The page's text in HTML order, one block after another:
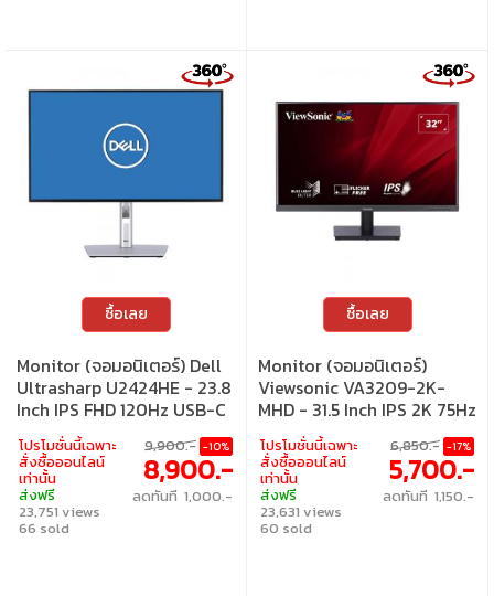
ซื้อเลย
Monitor (จอมอนิเตอร์) Dell
Ultrasharp U2424HE - 23.8
Inch IPS FHD 120Hz USB-C
โปรโมชั่นนี้เฉพาะ
สั่งซื้อออนไลน์
เท่านั้น
ส่งฟรี
23,751 views
66 sold
9,900.- -10%
8,900.-
ลดทันที 1,000.-
ซื้อเลย
Monitor (จอมอนิเตอร์)
Viewsonic VA3209-2K-
MHD - 31.5 Inch IPS 2K 75Hz
โปรโมชั่นนี้เฉพาะ
สั่งซื้อออนไลน์
เท่านั้น
ส่งฟรี
23,631 views
60 sold
6,850.- -17%
5,700.-
ลดทันที 1,150.-